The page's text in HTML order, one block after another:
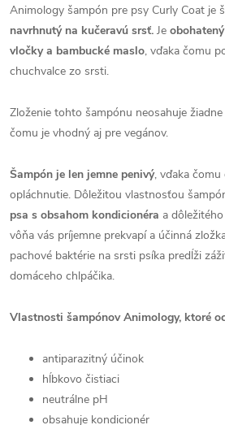
Animology šampón pre psy Curly Coat je
navrhnutý na kučeravú srsť. Je
vločky a bambucké maslo, vďaka čomu
chuchvalce zo srsti.
Zloženie tohto šampónu neosahuje
čomu je vhodný aj pre vegánov.
Šampón je len jemne penivý, vďaka
opláchnutie. Dôležitou vlastnosťou
psa s obsahom kondicionéra a
vôňa vás príjemne prekvapí a účinná
pachové baktérie na srsti psíka predĺži
domáceho chlpáčika.
Vlastnosti šampónov Animology, ktoré
antiparazitný účinok
hĺbkovo čistiaci
neutrálne pH
obsahuje kondicionér